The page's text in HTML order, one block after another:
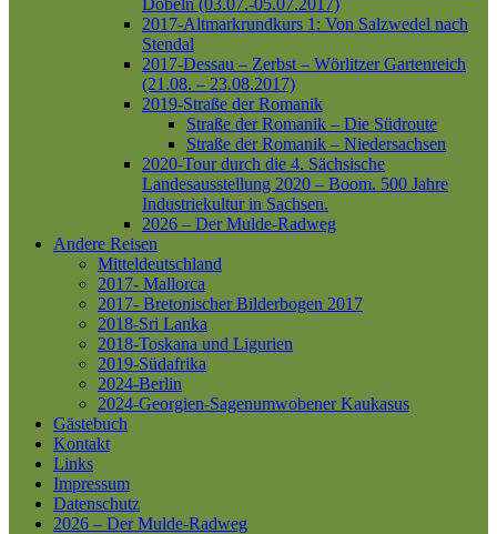
Döbeln (03.07.-05.07.2017)
2017-Altmarkrundkurs 1: Von Salzwedel nach
Stendal
2017-Dessau – Zerbst – Wörlitzer Gartenreich
(21.08. – 23.08.2017)
2019-Straße der Romanik
Straße der Romanik – Die Südroute
Straße der Romanik – Niedersachsen
2020-Tour durch die 4. Sächsische
Landesausstellung 2020 – Boom. 500 Jahre
Industriekultur in Sachsen.
2026 – Der Mulde-Radweg
Andere Reisen
Mitteldeutschland
2017- Mallorca
2017- Bretonischer Bilderbogen 2017
2018-Sri Lanka
2018-Toskana und Ligurien
2019-Südafrika
2024-Berlin
2024-Georgien-Sagenumwobener Kaukasus
Gästebuch
Kontakt
Links
Impressum
Datenschutz
2026 – Der Mulde-Radweg